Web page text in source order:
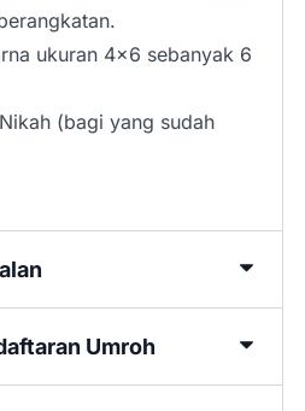
ukuran 4×6 sebanyak 6
(bagi yang sudah
Umroh